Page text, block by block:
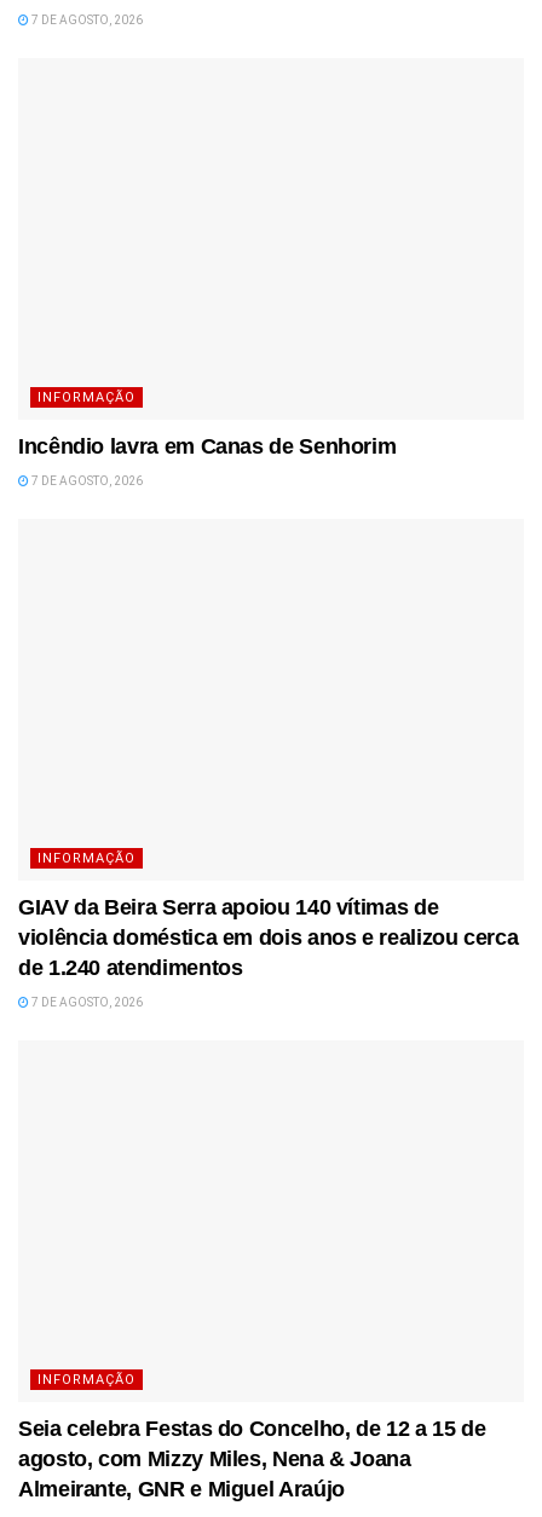
7 DE AGOSTO, 2026
INFORMAÇÃO
Incêndio lavra em Canas de Senhorim
7 DE AGOSTO, 2026
INFORMAÇÃO
GIAV da Beira Serra apoiou 140 vítimas de
violência doméstica em dois anos e realizou cerca
de 1.240 atendimentos
7 DE AGOSTO, 2026
INFORMAÇÃO
Seia celebra Festas do Concelho, de 12 a 15 de
agosto, com Mizzy Miles, Nena & Joana
Almeirante, GNR e Miguel Araújo